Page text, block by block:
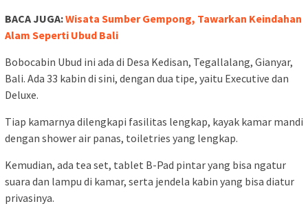
BACA JUGA:Wisata Sumber Gempong, Tawarkan Keindahan
Alam Seperti Ubud Bali
Bobocabin Ubud ini ada di Desa Kedisan, Tegallalang, Gianyar,
Bali. Ada 33 kabin di sini, dengan dua tipe, yaitu Executive dan
Deluxe.
Tiap kamarnya dilengkapi fasilitas lengkap, kayak kamar mandi
dengan shower air panas, toiletries yang lengkap.
Kemudian, ada tea set, tablet B-Pad pintar yang bisa ngatur
suara dan lampu di kamar, serta jendela kabin yang bisa diatur
privasinya.